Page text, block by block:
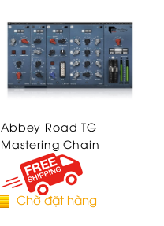
Abbey Road TG
Mastering Chain
Chờ đặt hàng